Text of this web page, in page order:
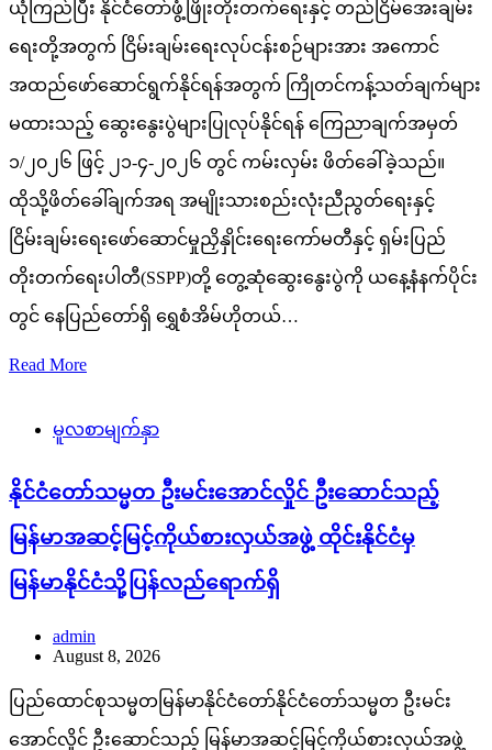
ယုံကြည်ပြီး နိုင်ငံတော်ဖွံ့ဖြိုးတိုးတက်ရေးနှင့် တည်ငြိမ်အေးချမ်း
ရေးတို့အတွက် ငြိမ်းချမ်းရေးလုပ်ငန်းစဉ်များအား အကောင်
အထည်ဖော်ဆောင်ရွက်နိုင်ရန်အတွက် ကြိုတင်ကန့်သတ်ချက်များ
မထားသည့် ဆွေးနွေးပွဲများပြုလုပ်နိုင်ရန် ကြေညာချက်အမှတ်
၁/၂၀၂၆ ဖြင့် ၂၁-၄-၂၀၂၆ တွင် ကမ်းလှမ်း ဖိတ်ခေါ်ခဲ့သည်။
ထိုသို့ဖိတ်ခေါ်ချက်အရ အမျိုးသားစည်းလုံးညီညွတ်ရေးနှင့်
ငြိမ်းချမ်းရေးဖော်ဆောင်မှုညှိနှိုင်းရေးကော်မတီနှင့် ရှမ်းပြည်
တိုးတက်ရေးပါတီ(SSPP)တို့ တွေ့ဆုံဆွေးနွေးပွဲကို ယနေ့နံနက်ပိုင်း
တွင် နေပြည်တော်ရှိ ရွှေစံအိမ်ဟိုတယ်…
Read More
မူလစာမျက်နှာ
နိုင်ငံတော်သမ္မတ ဦးမင်းအောင်လှိုင် ဦးဆောင်သည့်
မြန်မာအဆင့်မြင့်ကိုယ်စားလှယ်အဖွဲ့ ထိုင်းနိုင်ငံမှ
မြန်မာနိုင်ငံသို့ပြန်လည်ရောက်ရှိ
admin
August 8, 2026
ပြည်ထောင်စုသမ္မတမြန်မာနိုင်ငံတော်နိုင်ငံတော်သမ္မတ ဦးမင်း
အောင်လှိုင် ဦးဆောင်သည့် မြန်မာအဆင့်မြင့်ကိုယ်စားလှယ်အဖွဲ့